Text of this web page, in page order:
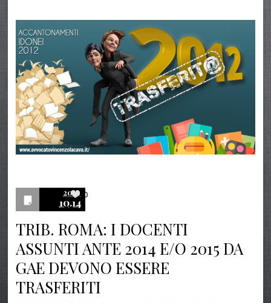
2019
10.14
0
TRIB. ROMA: I DOCENTI
ASSUNTI ANTE 2014 E/O 2015 DA
GAE DEVONO ESSERE
TRASFERITI